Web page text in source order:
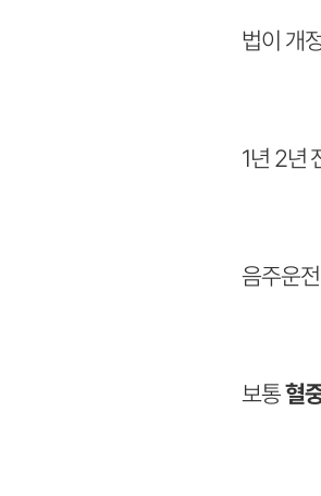
법이 개
1년 2년
음주운
보통혈